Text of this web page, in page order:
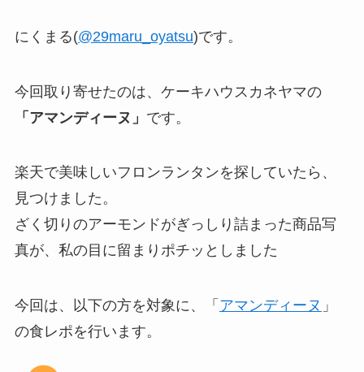
にくまる(@29maru_oyatsu)です。
今回取り寄せたのは、ケーキハウスカネヤマの
「アマンディーヌ」 です。
楽天で美味しいフロンランタンを探していたら、
見つけました。
ざく切りのアーモンドがぎっしり詰まった商品写
真が、私の目に留まりポチッとしました
今回は、以下の方を対象に、「 アマンディーヌ 」
の食レポを行います。